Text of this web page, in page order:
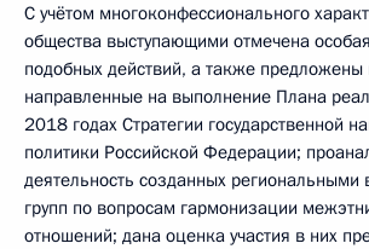
С учётом многоконфессионального
общества выступающими отмечена
подобных действий, а также
направленные на выполнение Плана
2018 годах Стратегии государственной
политики Российской Федерации;
деятельность созданных региональными
групп по вопросам гармонизации
отношений; дана оценка участия в них